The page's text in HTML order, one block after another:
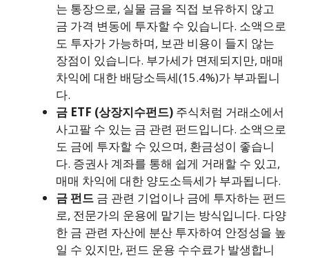
는 통장으로, 실물 금을 직접 보유하지 않고
금 가격 변동에 투자할 수 있습니다. 소액으로
도 투자가 가능하며, 보관 비용이 들지 않는
장점이 있습니다. 부가세가 면제되지만, 매매
차익에 대한 배당소득세(15.4%)가 부과됩니
다.
금 ETF (상장지수펀드) 주식처럼 거래소에서
사고팔 수 있는 금 관련 펀드입니다. 소액으로
도 금에 투자할 수 있으며, 환금성이 좋습니
다. 증권사 계좌를 통해 쉽게 거래할 수 있고,
매매 차익에 대한 양도소득세가 부과됩니다.
금 펀드 금 관련 기업이나 금에 투자하는 펀드
로, 전문가의 운용에 맡기는 방식입니다. 다양
한 금 관련 자산에 분산 투자하여 안정성을 높
일 수 있지만, 펀드 운용 수수료가 발생합니